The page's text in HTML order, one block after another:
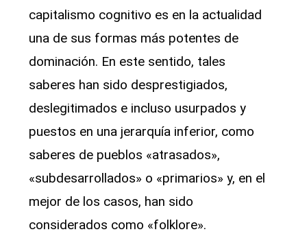
capitalismo cognitivo es en la actualidad
una de sus formas más potentes de
dominación. En este sentido, tales
saberes han sido desprestigiados,
deslegitimados e incluso usurpados y
puestos en una jerarquía inferior, como
saberes de pueblos «atrasados»,
«subdesarrollados» o «primarios» y, en el
mejor de los casos, han sido
considerados como «folklore».